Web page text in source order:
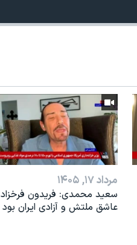
مرداد ۱۷, ۱۴۰۵
سعید محمدی: فریدون فرخزاد
عاشق ملتش و آزادی ایران بود